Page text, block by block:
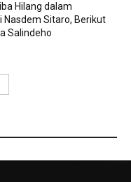
Hilang dalam
Nasdem Sitaro, Berikut
Salindeho